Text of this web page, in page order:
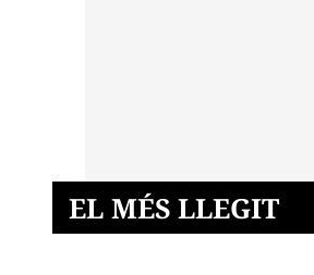
EL MÉS LLEGIT